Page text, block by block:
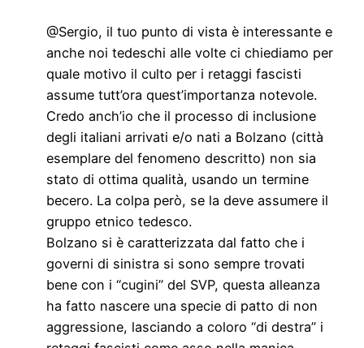
@Sergio, il tuo punto di vista è interessante e
anche noi tedeschi alle volte ci chiediamo per
quale motivo il culto per i retaggi fascisti
assume tutt’ora quest’importanza notevole.
Credo anch’io che il processo di inclusione
degli italiani arrivati e/o nati a Bolzano (città
esemplare del fenomeno descritto) non sia
stato di ottima qualità, usando un termine
becero. La colpa però, se la deve assumere il
gruppo etnico tedesco.
Bolzano si è caratterizzata dal fatto che i
governi di sinistra si sono sempre trovati
bene con i “cugini” del SVP, questa alleanza
ha fatto nascere una specie di patto di non
aggressione, lasciando a coloro “di destra” i